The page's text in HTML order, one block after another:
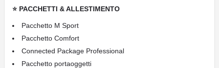
⭐ PACCHETTI & ALLESTIMENTO
Pacchetto M Sport
Pacchetto Comfort
Connected Package Professional
Pacchetto portaoggetti